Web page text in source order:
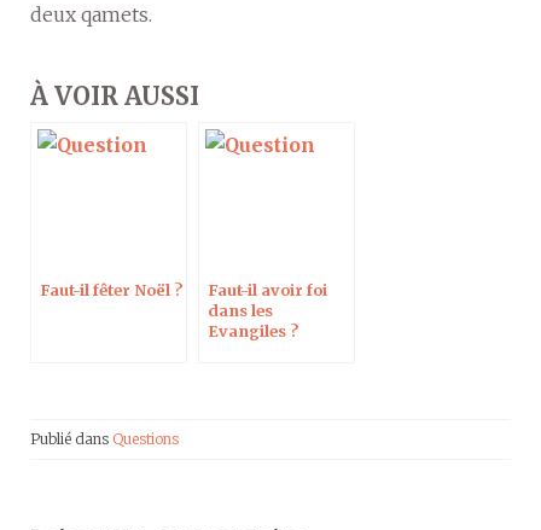
deux qamets.
À VOIR AUSSI
Faut-il fêter Noël ?
Faut-il avoir foi
dans les
Evangiles ?
Publié dans Questions